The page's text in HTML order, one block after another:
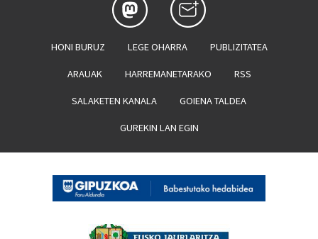
HONI BURUZ LEGE OHARRA PUBLIZITATEA
ARAUAK HARREMANETARAKO RSS
SALAKETEN KANALA GOIENA TALDEA
GUREKIN LAN EGIN